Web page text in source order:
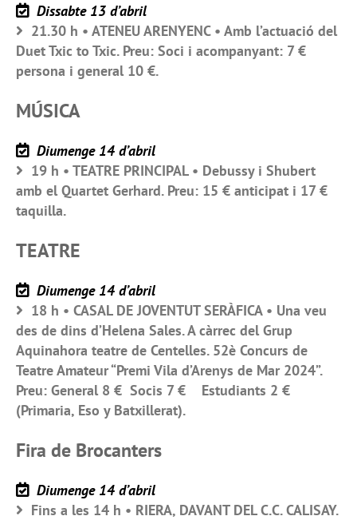
Dissabte 13 d’abril
21.30 h • ATENEU ARENYENC • Amb l’actuació del
Duet Txic to Txic. Preu: Soci i acompanyant: 7 €
persona i general 10 €.
MÚSICA
Diumenge 14 d’abril
19 h • TEATRE PRINCIPAL • Debussy i Shubert
amb el Quartet Gerhard. Preu: 15 € anticipat i 17 €
taquilla.
TEATRE
Diumenge 14 d’abril
18 h • CASAL DE JOVENTUT SERÀFICA • Una veu
des de dins d’Helena Sales. A càrrec del Grup
Aquinahora teatre de Centelles. 52è Concurs de
Teatre Amateur “Premi Vila d’Arenys de Mar 2024”.
Preu: General 8 € Socis 7 € Estudiants 2 €
(Primaria, Eso y Batxillerat).
Fira de Brocanters
Diumenge 14 d’abril
Fins a les 14 h • RIERA, DAVANT DEL C.C. CALISAY.